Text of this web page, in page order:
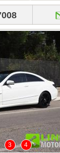
3 4